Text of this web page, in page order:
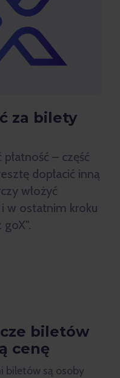
za bilety
– część
dopłacić inną
włożyć
w ostatnim kroku
goX".
biletów
cenę
biletów są osoby